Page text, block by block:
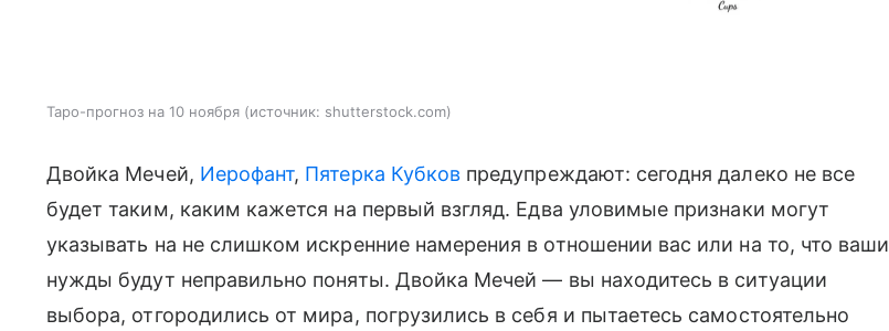
Таро-прогноз на 10 ноября источник: shutterstock.com
Двойка Мечей, Иерофант, Пятерка Кубков предупреждают: сегодня далеко не все
будет таким, каким кажется на первый взгляд. Едва уловимые признаки могут
указывать на не слишком искренние намерения в отношении вас или на то, что ваши
нужды будут неправильно поняты. Двойка Мечей — вы находитесь в ситуации
выбора, отгородились от мира, погрузились в себя и пытаетесь самостоятельно